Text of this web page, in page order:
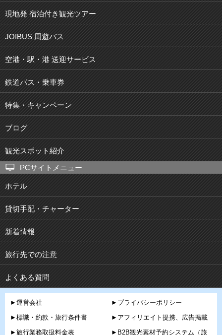
現地発 宿泊付き観光ツアー
JOIBUS 周遊バス
空港・駅・港 送迎サービス
鉄道パス・乗車券
特集・キャンペーン
ブログ
観光スポット紹介
PCサイトメニュー
ホテル
貸切手配・チャーター
新着情報
旅行先での注意
よくある質問
►運営会社
►標識・約款・旅行条件書
►旅行業務取扱料金表
►プライバシーポリシー
►アフィリエイト提携、広告掲載
►B2B観光素材予約システム（旅